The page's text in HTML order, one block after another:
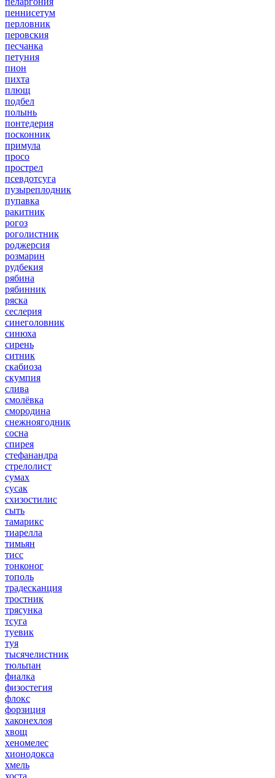
пеннисетум
перловник
перовския
песчанка
петуния
пион
пихта
плющ
подбел
полынь
понтедерия
посконник
примула
просо
прострел
псевдотсуга
пузыреплодник
пупавка
ракитник
рогоз
роголистник
роджерсия
розмарин
рудбекия
рябина
рябинник
ряска
сеслерия
синеголовник
синюха
сирень
ситник
скабиоза
скумпия
слива
смолёвка
смородина
снежноягодник
сосна
спирея
стефанандра
стрелолист
сумах
сусак
схизостилис
сыть
тамарикс
тиарелла
тимьян
тисс
тонконог
тополь
традесканция
тростник
трясунка
тсуга
туевик
туя
тысячелистник
тюльпан
фиалка
физостегия
флокс
форзиция
хаконехлоя
хвощ
хеномелес
хионодокса
хмель
хоста